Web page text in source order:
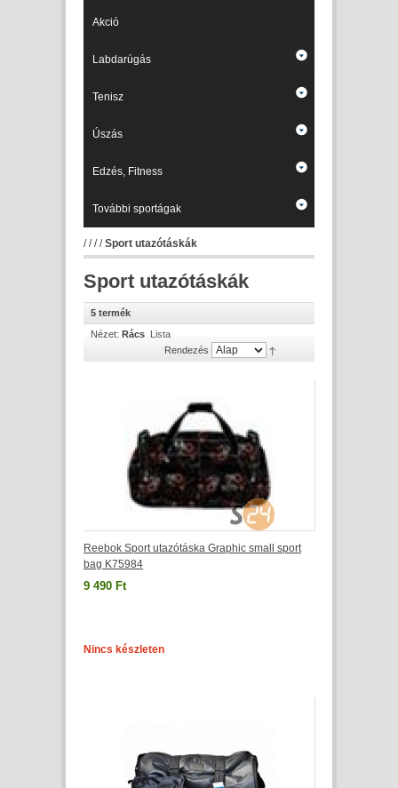
Akció
Labdarúgás
Tenisz
Úszás
Edzés, Fitness
További sportágak
////Sport utazótáskák
Sport utazótáskák
5 termék
Nézet: Rács Lista
Rendezés
Reebok Sport utazótáska Graphic small sport
bag K75984
9 490 Ft
Nincs készleten